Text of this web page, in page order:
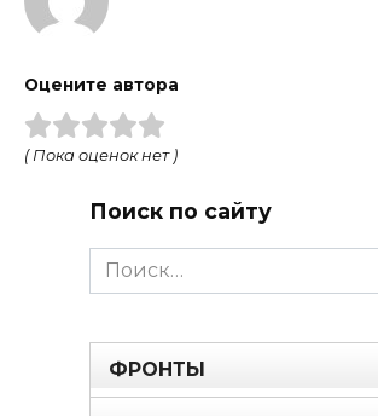
Оцените автора
( Пока оценок нет )
Поиск по сайту
Search
for:
ФРОНТЫ